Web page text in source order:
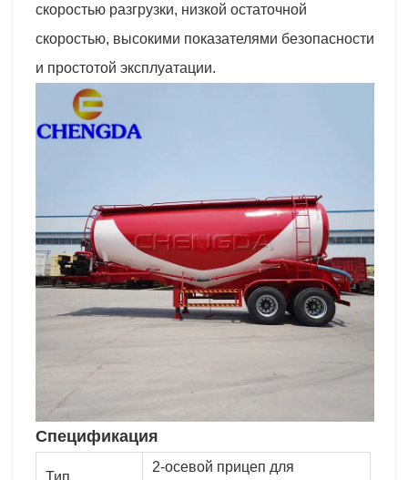
скоростью разгрузки, низкой остаточной
скоростью, высокими показателями безопасности
и простотой эксплуатации.
Спецификация
Тип
2-осевой прицеп для